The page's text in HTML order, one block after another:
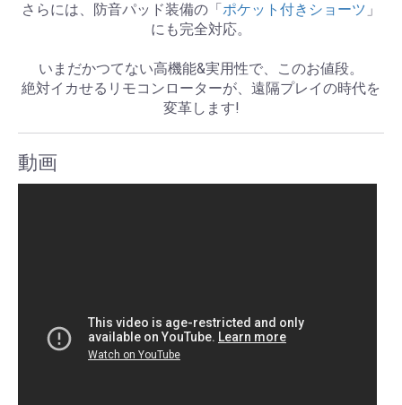
さらには、防音パッド装備の「ポケット付きショーツ 」
にも完全対応。
いまだかつてない高機能&実用性で、このお値段。
絶対イカせるリモコンローターが、遠隔プレイの時代を
変革します!
動画